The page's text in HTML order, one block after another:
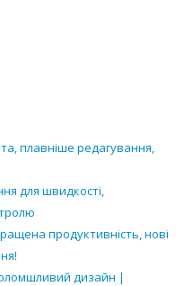
плавніше редагування,
для швидкості,
продуктивність, нові
дизайн |